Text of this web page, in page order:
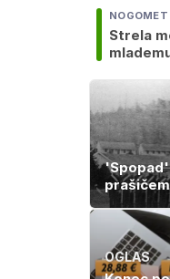
NOGOMET
Strela
prašičem
OGLAS